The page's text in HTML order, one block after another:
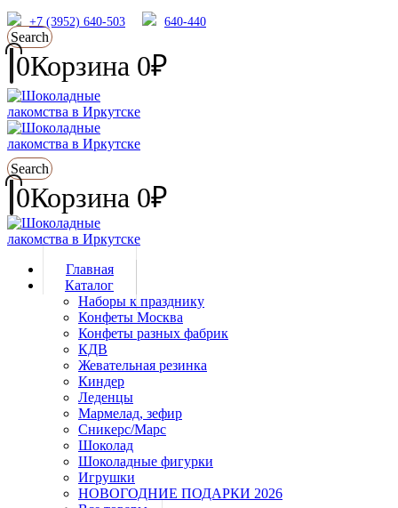
+7 (3952) 640-503 640-440
Search
0Корзина 0₽
Search
0Корзина 0₽
Главная
Каталог
Наборы к празднику
Конфеты Москва
Конфеты разных фабрик
КДВ
Жевательная резинка
Киндер
Леденцы
Мармелад, зефир
Сникерс/Марс
Шоколад
Шоколадные фигурки
Игрушки
НОВОГОДНИЕ ПОДАРКИ 2026